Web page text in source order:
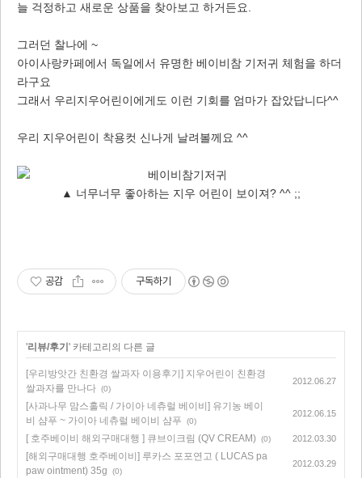
늘 걱정하고 새로운 상품을 찾아보고 하거든요.
그러던 찰나에 ~
아이사랑카페에서 독일에서 유명한 베이비참 기저귀 체험을 하더
라구요
그래서 우리지우어린이에게도 이런 기회를 엄마가 잡았답니다^^
우리 지우어린이 착용컷 신나게 날려볼께요 ^^
▲ 너무너무 좋아하는 지우 어린이 보이져? ^^ ;;
공감 구독하기
'리뷰/후기 ' 카테고리의 다른 글
[우리방앗간 친환경 쌀과자 이용후기] 지우어린이 친환경
쌀과자를 만나다 (0)
2012.06.27
[사과나무 맘스홀릭 / 가이아 네츄럴 베이비] 유기농 베이
비 샴푸 ~ 가이아 네츄럴 베이비 샴푸
(0)
2012.06.15
[ 호주베이비 해외구매대행 ] 큐브이크림 (QV CREAM) (0) 2012.03.30
[해외구매대행 호주베이비] 루카스 포포연고 ( LUCAS pa
paw ointment) 35g
(0)
2012.03.29